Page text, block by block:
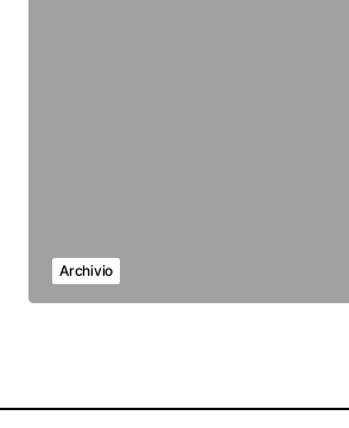
Archivio